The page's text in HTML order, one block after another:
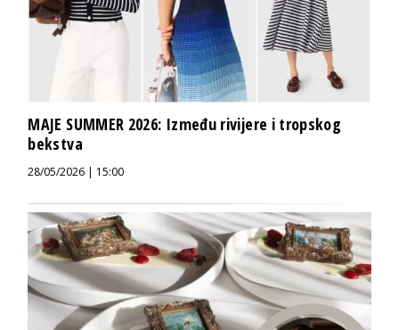
MAJE SUMMER 2026: Između rivijere i tropskog
bekstva
28/05/2026 | 15:00